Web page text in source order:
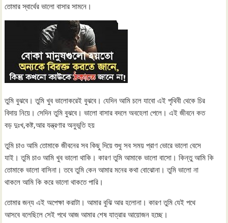
তোমার স্বার্থের ভালো বাসার সামনে।
তুমি বুঝবে। তুমি খুব ভালোকরেই বুঝবে। যেদিন আমি চলে যাবো এই পৃথিবী থেকে চির
বিদায় নিয়ে। সেদিন তুমি বুঝবে। ভালো বাসার বদলে অবহেলা পেলে। এই জীবনে কত
বড় দুঃখ,কষ্ট,আর যন্ত্রণার অনুভূতি হয়
তুমি চাও আমি তোমাকে জীবনের সব কিছু দিয়ে শুধু সব সময় প্রাণ ভোরে ভালো বেসে
যাই। তুমি চাও আমি খুব ভালো থাকি। কারণ তুমি আমাকে ভালো বাসো। কিন্তু আমি কি
তোমাকে ভালো বাসিনা। তবে তুমি কেন আমার মনের কথা বোঝোনা। তুমি ভালো না
থাকলে আমি কি করে ভালো থাকতে পারি।
তোমার জন্য এই অপেক্ষা করাটা। আমার বুঝি আর হলোনা। কারণ তুমি যেই পথে
আসবে বলেছিলে সেই পথে আজ আমার শেষ যাত্রার আয়োজন হচ্ছে।